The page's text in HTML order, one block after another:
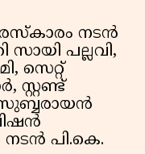
നടൻ
പല്ലവി,
സെറ്റ്
പി.കെ.